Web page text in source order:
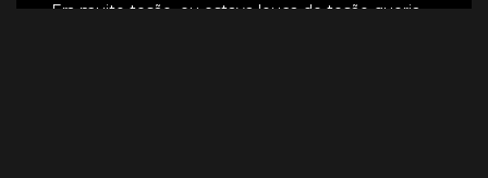
Era muito tesão, eu estava louca de tesão queria